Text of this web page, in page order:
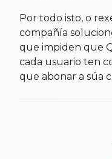
Por todo isto, o
compañía
que impiden que
cada usuario ten
que abonar a súa